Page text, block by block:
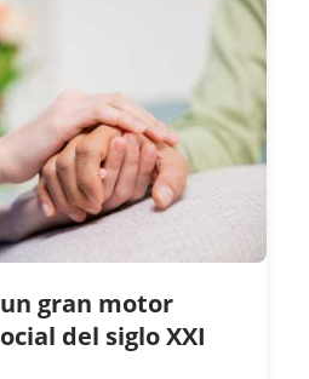
gran motor
del siglo XXI